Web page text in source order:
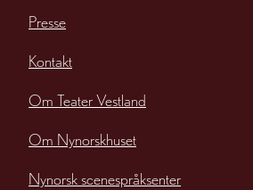
Presse
Kontakt
Om Teater Vestland
Om Nynorskhuset
Nynorsk scenespråksenter